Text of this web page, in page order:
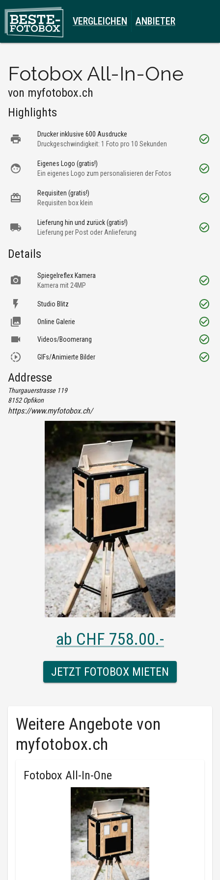
VERGLEICHEN ANBIETER
Fotobox All-In-One
von myfotobox.ch
Highlights
Drucker inklusive 600 Ausdrucke
Druckgeschwindigkeit: 1 Foto pro 10 Sekunden
Eigenes Logo (gratis!)
Ein eigenes Logo zum personalisieren der Fotos
Requisiten (gratis!)
Requisiten box klein
Lieferung hin und zurück (gratis!)
Lieferung per Post oder Anlieferung
Details
Spiegelreflex Kamera
Kamera mit 24MP
Studio Blitz
Online Galerie
Videos/Boomerang
GIFs/Animierte Bilder
Addresse
Thurgauerstrasse 119
8152 Opfikon
https://www.myfotobox.ch/
ab CHF 758.00.-
JETZT FOTOBOX MIETEN
Weitere Angebote von
myfotobox.ch
Fotobox All-In-One